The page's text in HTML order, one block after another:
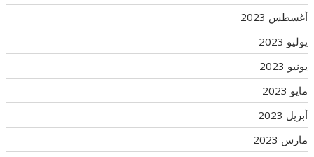
أغسطس 2023
يوليو 2023
يونيو 2023
مايو 2023
أبريل 2023
مارس 2023